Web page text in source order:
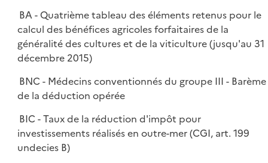
BA - Quatrième tableau des éléments retenus pour le
calcul des bénéfices agricoles forfaitaires de la
généralité des cultures et de la viticulture (jusqu'au 31
décembre 2015)
BNC - Médecins conventionnés du groupe III - Barème
de la déduction opérée
BIC - Taux de la réduction d'impôt pour
investissements réalisés en outre-mer (CGI, art. 199
undecies B)